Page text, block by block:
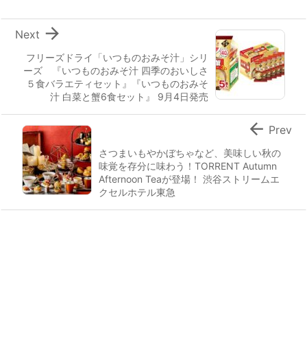
フリーズドライ「いつものおみそ汁」シリ
ーズ 『いつものおみそ汁 四季のおいしさ
５食バラエティセット』『いつものおみそ
汁 白菜と蟹6食セット』 9月4日発売

Next
さつまいもやかぼちゃなど、美味しい秋の
味覚を存分に味わう！TORRENT Autumn
Afternoon Teaが登場！ 渋谷ストリームエ
クセルホテル東急
 Prev